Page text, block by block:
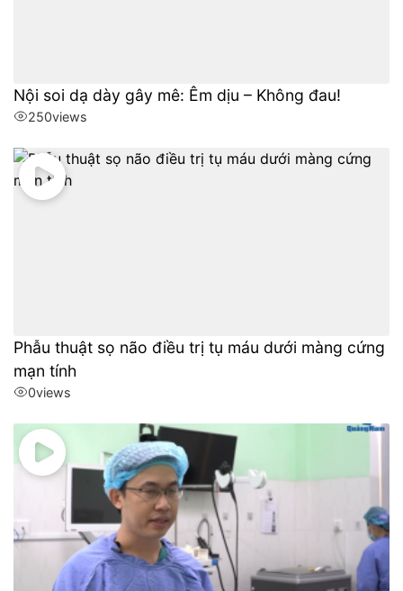
Nội soi dạ dày gây mê: Êm dịu – Không đau!
250views
Phẫu thuật sọ não điều trị tụ máu dưới màng cứng
mạn tính
0views